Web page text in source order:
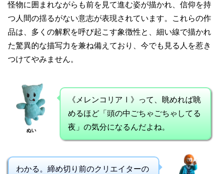
怪物に囲まれながらも前を見て進む姿が描かれ、信仰を持
つ人間の揺るがない意志が表現されています。これらの作
品は、多くの解釈を呼び起こす象徴性と、細い線で描かれ
た驚異的な描写力を兼ね備えており、今でも見る人を惹き
つけてやみません。
ぬい
《メレンコリアⅠ》って、眺めれば眺
めるほど「頭の中ごちゃごちゃしてる
夜」の気分になるんだよね。
わかる。締め切り前のクリエイターの